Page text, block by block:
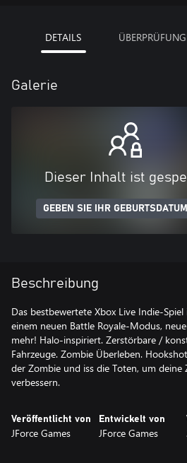
DETAILS
Galerie
Dieser Inhalt ist
GEBEN SIE IHR
Beschreibung
Das bestbewertete Xbox Live Indie-
einem neuen Battle Royale-Modus,
mehr! Halo-inspiriert. Zerstörbare /
Fahrzeuge. Zombie Überleben.
der Zombie und iss die Toten, um deine
verbessern.
Veröffentlicht von
JForce Games
Entwickelt von
JForce Games